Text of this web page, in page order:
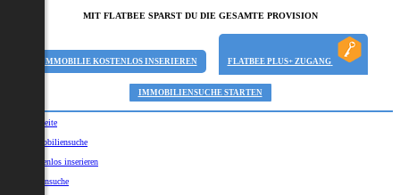
MIT FLATBEE SPARST DU DIE GESAMTE PROVISION
IMMOBILIE KOSTENLOS INSERIEREN FLATBEE PLUS+ ZUGANG
IMMOBILIENSUCHE STARTEN
Startseite
Immobiliensuche
Kostenlos inserieren
Kartensuche